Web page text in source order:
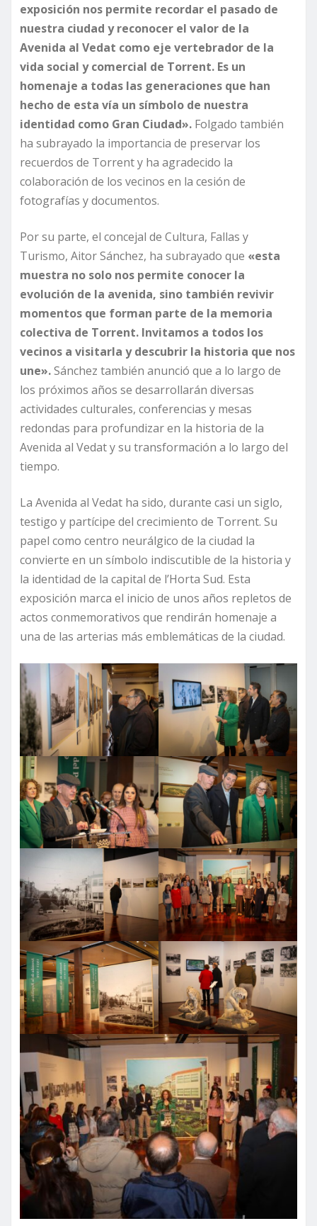
exposición nos permite recordar el pasado de
nuestra ciudad y reconocer el valor de la
Avenida al Vedat como eje vertebrador de la
vida social y comercial de Torrent. Es un
homenaje a todas las generaciones que han
hecho de esta vía un símbolo de nuestra
identidad como Gran Ciudad». Folgado también
ha subrayado la importancia de preservar los
recuerdos de Torrent y ha agradecido la
colaboración de los vecinos en la cesión de
fotografías y documentos.
Por su parte, el concejal de Cultura, Fallas y
Turismo, Aitor Sánchez, ha subrayado que «esta
muestra no solo nos permite conocer la
evolución de la avenida, sino también revivir
momentos que forman parte de la memoria
colectiva de Torrent. Invitamos a todos los
vecinos a visitarla y descubrir la historia que nos
une».Sánchez también anunció que a lo largo de
los próximos años se desarrollarán diversas
actividades culturales, conferencias y mesas
redondas para profundizar en la historia de la
Avenida al Vedat y su transformación a lo largo del
tiempo.
La Avenida al Vedat ha sido, durante casi un siglo,
testigo y partícipe del crecimiento de Torrent. Su
papel como centro neurálgico de la ciudad la
convierte en un símbolo indiscutible de la historia y
la identidad de la capital de l’Horta Sud. Esta
exposición marca el inicio de unos años repletos de
actos conmemorativos que rendirán homenaje a
una de las arterias más emblemáticas de la ciudad.